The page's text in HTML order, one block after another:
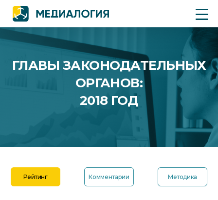
ГЛАВЫ ЗАКОНОДАТЕЛЬНЫХ
ОРГАНОВ:
2018 ГОД
Рейтинг Комментарии Методика